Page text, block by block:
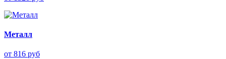
Металл
от 816 руб